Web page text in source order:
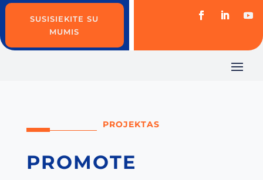
SUSISIEKITE SU
MUMIS
PROJEKTAS
PROMOTE